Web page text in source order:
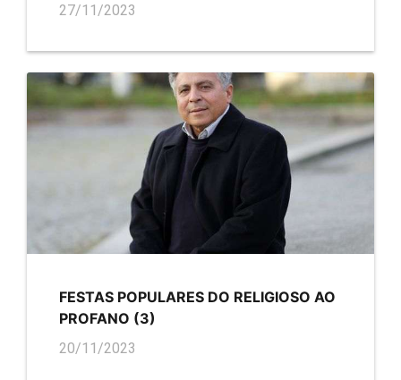
27/11/2023
FESTAS POPULARES DO RELIGIOSO AO
PROFANO (3)
20/11/2023